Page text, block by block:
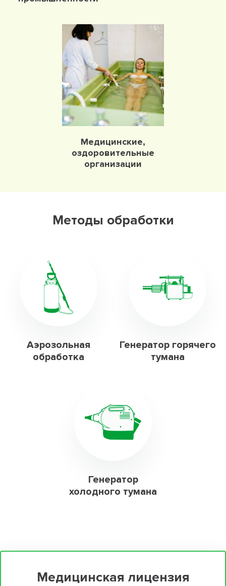
Медицинские,
оздоровительные
организации
Методы обработки
Аэрозольная
обработка
Генератор горячего
тумана
Генератор
холодного тумана
Медицинская лицензия